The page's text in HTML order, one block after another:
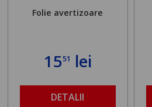
Folie avertizoare
1551 lei
DETALII